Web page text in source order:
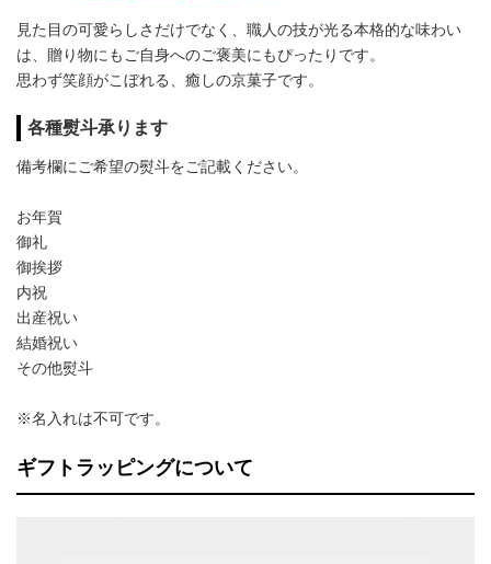
見た目の可愛らしさだけでなく、職人の技が光る本格的な味わい
は、贈り物にもご自身へのご褒美にもぴったりです。
思わず笑顔がこぼれる、癒しの京菓子です。
各種熨斗承ります
備考欄にご希望の熨斗をご記載ください。
お年賀
御礼
御挨拶
内祝
出産祝い
結婚祝い
その他熨斗
※名入れは不可です。
ギフトラッピングについて